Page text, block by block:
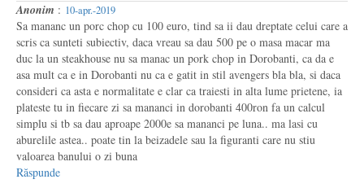
Anonim : 10-apr.-2019
Sa mananc un porc chop cu 100 euro, tind sa ii dau dreptate celui care a
scris ca sunteti subiectiv, daca vreau sa dau 500 pe o masa macar ma
duc la un steakhouse nu sa manac un pork chop in Dorobanti, ca da e
asa mult ca e in Dorobanti nu ca e gatit in stil avengers bla bla, si daca
consideri ca asta e normalitate e clar ca traiesti in alta lume prietene, ia
plateste tu in fiecare zi sa mananci in dorobanti 400ron fa un calcul
simplu si tb sa dau aproape 2000e sa mananci pe luna.. ma lasi cu
aburelile astea.. poate tin la beizadele sau la figuranti care nu stiu
valoarea banului o zi buna
Răspunde